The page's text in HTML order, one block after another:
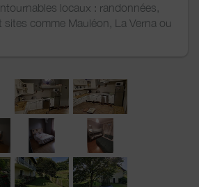
locaux : randonnées,
sites comme Mauléon, La Verna ou